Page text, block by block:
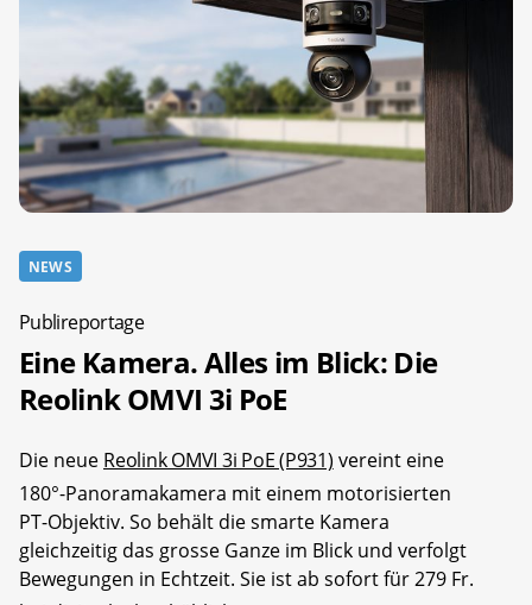
NEWS
Publireportage
Eine Kamera. Alles im Blick: Die
Reolink OMVI 3i PoE
Die neue Reolink OMVI 3i PoE (P931) vereint eine
180°-Panoramakamera mit einem motorisierten
PT-Objektiv. So behält die smarte Kamera
gleichzeitig das grosse Ganze im Blick und verfolgt
Bewegungen in Echtzeit. Sie ist ab sofort für 279 Fr.